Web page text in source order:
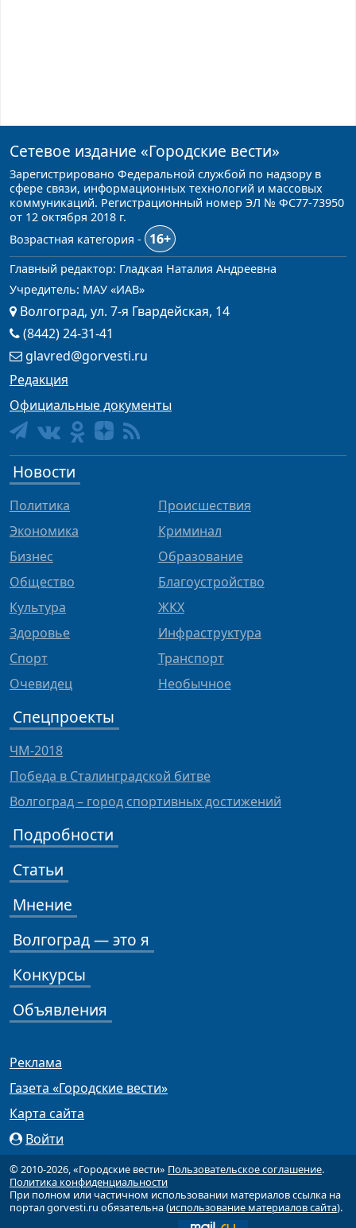
Сетевое издание «Городские вести»
Зарегистрировано Федеральной службой по надзору в
сфере связи, информационных технологий и массовых
коммуникаций. Регистрационный номер ЭЛ № ФС77-73950
от 12 октября 2018 г.
Возрастная категория -
16+
Главный редактор: Гладкая Наталия Андреевна
Учредитель: МАУ «ИАВ»
Волгоград, ул. 7-я Гвардейская, 14
(8442) 24-31-41
glavred@gorvesti.ru
Редакция
Официальные документы
Новости
Политика
Экономика
Бизнес
Общество
Культура
Здоровье
Спорт
Очевидец
Происшествия
Криминал
Образование
Благоустройство
ЖКХ
Инфраструктура
Транспорт
Необычное
Спецпроекты
ЧМ-2018
Победа в Сталинградской битве
Волгоград – город спортивных достижений
Подробности
Статьи
Мнение
Волгоград — это я
Конкурсы
Объявления
Реклама
Газета «Городские вести»
Карта сайта
Войти
© 2010-2026, «Городские вести» Пользовательское соглашение.
Политика конфиденциальности
При полном или частичном использовании материалов ссылка на
портал gorvesti.ru обязательна (использование материалов сайта).